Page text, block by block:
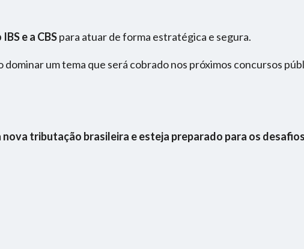
e a CBSpara atuar de forma estratégica e segura.
dominar um tema que será cobrado nos próximos concursos
tributação brasileira e esteja preparado para os